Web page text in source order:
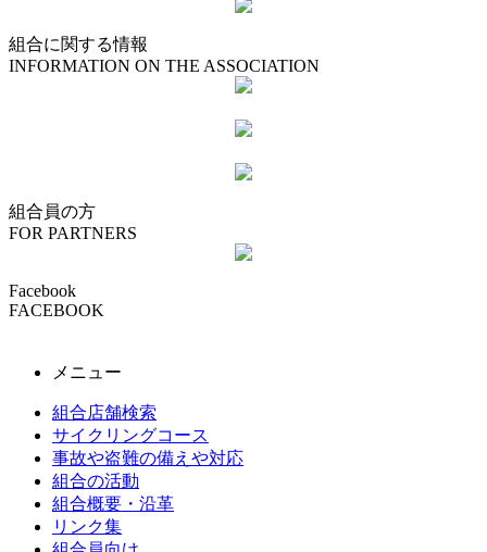
組合に関する情報
INFORMATION ON THE ASSOCIATION
組合員の方
FOR PARTNERS
Facebook
FACEBOOK
メニュー
組合店舗検索
サイクリングコース
事故や盗難の備えや対応
組合の活動
組合概要・沿革
リンク集